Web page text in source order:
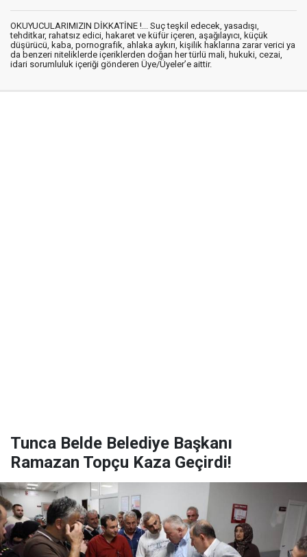
OKUYUCULARIMIZIN DİKKATİNE !... Suç teşkil edecek, yasadışı,
tehditkar, rahatsız edici, hakaret ve küfür içeren, aşağılayıcı, küçük
düşürücü, kaba, pornografik, ahlaka aykırı, kişilik haklarına zarar verici ya
da benzeri niteliklerde içeriklerden doğan her türlü mali, hukuki, cezai,
idari sorumluluk içeriği gönderen Üye/Üyeler’e aittir.
Tunca Belde Belediye Başkanı
Ramazan Topçu Kaza Geçirdi!